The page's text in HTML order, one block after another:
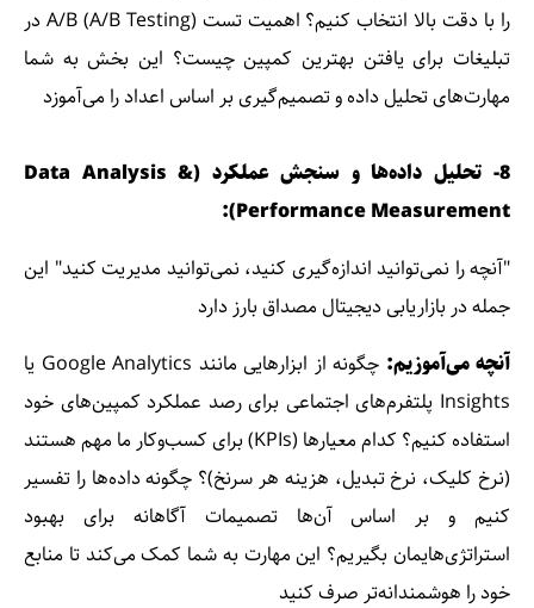
را با دقت بالا انتخاب کنیم؟ اهمیت تست A/B (A/B Testing) در
تبلیغات برای یافتن بهترین کمپین چیست؟ این بخش به شما
مهارت‌های تحلیل داده و تصمیم‌گیری بر اساس اعداد را می‌آموزد
8- تحلیل داده‌ها و سنجش عملکرد (Data Analysis &
Performance Measurement):
"آنچه را نمی‌توانید اندازه‌گیری کنید، نمی‌توانید مدیریت کنید" این
جمله در بازاریابی دیجیتال مصداق بارز دارد
آنچه می‌آموزیم:
چگونه از ابزارهایی مانند Google Analytics یا
Insights پلتفرم‌های اجتماعی برای رصد عملکرد کمپین‌های خود
استفاده کنیم؟ کدام معیارها (KPIs) برای کسب‌وکار ما مهم هستند
(نرخ کلیک، نرخ تبدیل، هزینه هر سرنخ)؟ چگونه داده‌ها را تفسیر
کنیم و بر اساس آن‌ها تصمیمات آگاهانه برای بهبود
استراتژی‌هایمان بگیریم؟ این مهارت به شما کمک می‌کند تا منابع
خود را هوشمندانه‌تر صرف کنید